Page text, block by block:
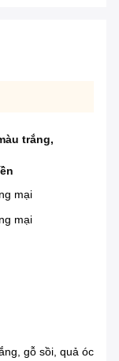
trắng,
mại
mại
gỗ sồi, quả óc